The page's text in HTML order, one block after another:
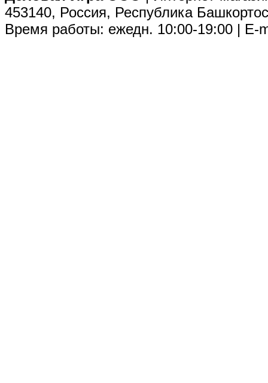
453140, Россия, Республика
Время работы: ежедн. 10:00-19:00 | E-